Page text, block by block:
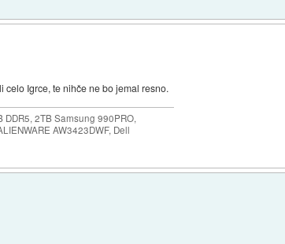
Igrce, te nihče ne bo jemal resno.
DDR5, 2TB Samsung 990PRO,
AW3423DWF, Dell